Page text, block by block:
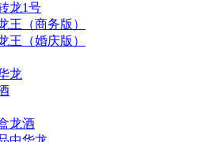
龙1号
王（商务版）
王（婚庆版）
龙
龙酒